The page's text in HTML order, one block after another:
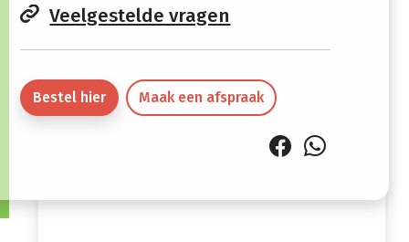
Veelgestelde vragen
Bestel hier Maak een afspraak
12:30
Vrijdag
08:30 -
12:30
13:30 -
Zaterdag
09:00 -